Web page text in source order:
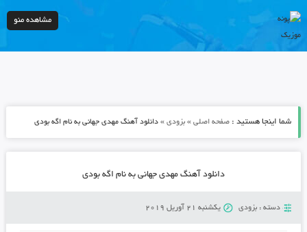
مشاهده منو
شما اینجا هستید : صفحه اصلی» بزودی» دانلود آهنگ مهدی جهانی به نام اگه بودی
دانلود آهنگ مهدی جهانی به نام اگه بودی
دسته : بزودی یکشنبه 21 آوریل 2019